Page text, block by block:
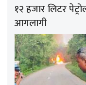
१२ हजार लिटर
आगलागी